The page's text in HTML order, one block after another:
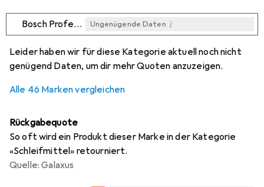
Bosch Professional Zubehör Ungenügende Daten i
Leider haben wir für diese Kategorie aktuell noch nicht
genügend Daten, um dir mehr Quoten anzuzeigen.
Alle 46 Marken vergleichen
Rückgabequote
So oft wird ein Produkt dieser Marke in der Kategorie
«Schleifmittel» retourniert.
Quelle: Galaxus